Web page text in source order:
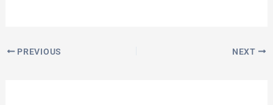
PREVIOUS NEXT